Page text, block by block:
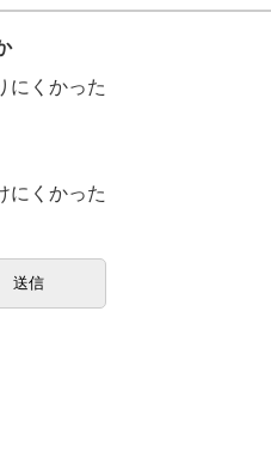
にくかった
にくかった